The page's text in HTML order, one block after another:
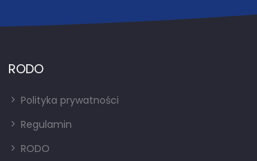
RODO
Polityka prywatności
Regulamin
RODO